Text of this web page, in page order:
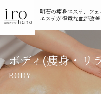
明石の痩身エステ、フ
エステが得意な血流改
ボディ(痩身・リ
BODY